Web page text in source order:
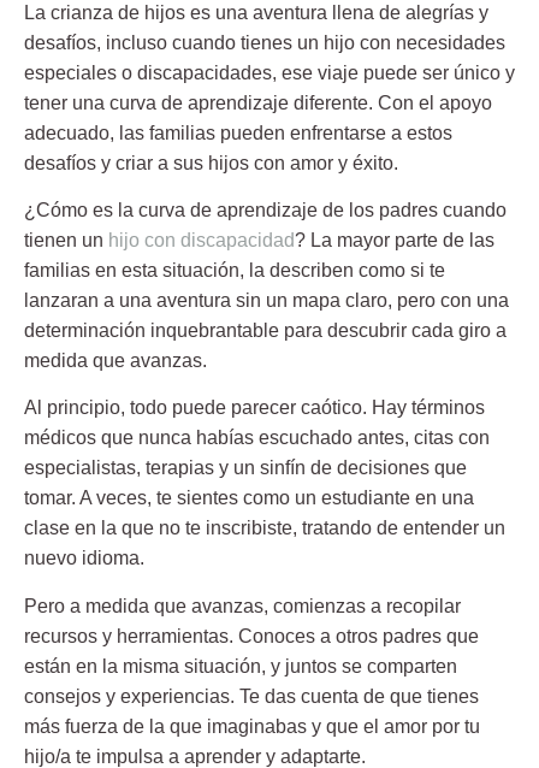
La crianza de hijos es una aventura llena de alegrías y
desafíos, incluso cuando tienes un hijo con necesidades
especiales o discapacidades, ese viaje puede ser único y
tener una curva de aprendizaje diferente. Con el apoyo
adecuado, las familias pueden enfrentarse a estos
desafíos y criar a sus hijos con amor y éxito.
¿Cómo es la curva de aprendizaje de los padres cuando
tienen un hijo con discapacidad? La mayor parte de las
familias en esta situación, la describen como si te
lanzaran a una aventura sin un mapa claro, pero con una
determinación inquebrantable para descubrir cada giro a
medida que avanzas.
Al principio, todo puede parecer caótico. Hay términos
médicos que nunca habías escuchado antes, citas con
especialistas, terapias y un sinfín de decisiones que
tomar. A veces, te sientes como un estudiante en una
clase en la que no te inscribiste, tratando de entender un
nuevo idioma.
Pero a medida que avanzas, comienzas a recopilar
recursos y herramientas. Conoces a otros padres que
están en la misma situación, y juntos se comparten
consejos y experiencias. Te das cuenta de que tienes
más fuerza de la que imaginabas y que el amor por tu
hijo/a te impulsa a aprender y adaptarte.